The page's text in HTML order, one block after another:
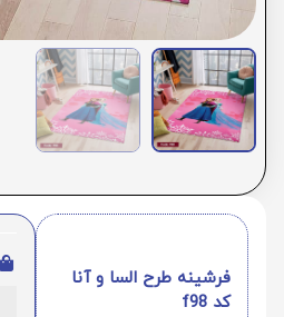
فرشینه طرح السا و آنا
کد f98